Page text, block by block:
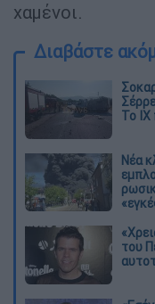
χαμένοι.
Διαβάστε
Το
Νέα
του